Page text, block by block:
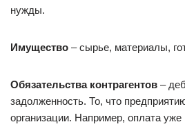
нужды.
Имущество – сырье, материалы,
Обязательства контрагентов –
задолженность. То, что
организации. Например, оплата уже